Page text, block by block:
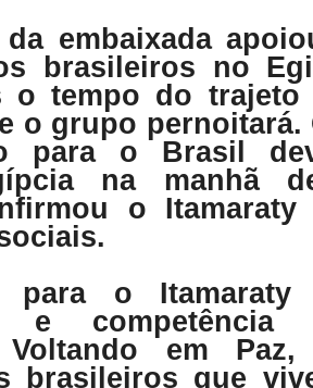
embaixada
brasileiros no
o tempo do
o grupo pernoitará.
para o Brasil
na manhã
o Itamaraty
para o
e competência
Voltando em
brasileiros que